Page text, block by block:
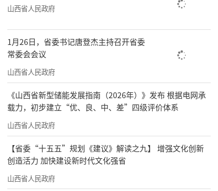
山西省人民政府
1月26日，省委书记唐登杰主持召开省委
常委会会议
山西省人民政府
《山西省新型储能发展指南（2026年）》发布 根据电网承
载力，初步建立“优、良、中、差”四级评价体系
山西省人民政府
【省委“十五五”规划《建议》解读之九】 增强文化创新
创造活力 加快建设新时代文化强省
山西省人民政府